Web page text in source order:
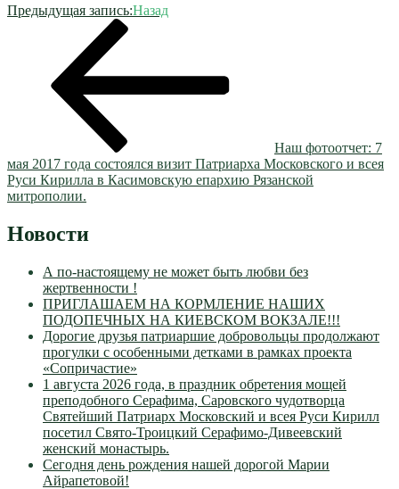
Предыдущая запись:Назад
Наш фотоотчет: 7
мая 2017 года состоялся визит Патриарха Московского и всея
Руси Кирилла в Касимовскую епархию Рязанской
митрополии.
Новости
А по-настоящему не может быть любви без
жертвенности !
ПРИГЛАШАЕМ НА КОРМЛЕНИЕ НАШИХ
ПОДОПЕЧНЫХ НА КИЕВСКОМ ВОКЗАЛЕ!!!
Дорогие друзья патриаршие добровольцы продолжают
прогулки с особенными детками в рамках проекта
«Сопричастие»
1 августа 2026 года, в праздник обретения мощей
преподобного Серафима, Саровского чудотворца
Святейший Патриарх Московский и всея Руси Кирилл
посетил Свято-Троицкий Серафимо-Дивеевский
женский монастырь.
Сегодня день рождения нашей дорогой Марии
Айрапетовой!